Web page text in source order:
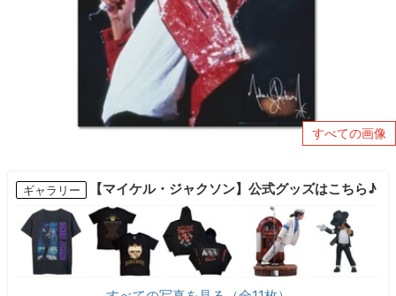
すべての画像
ギャラリー 【マイケル・ジャクソン】公式グッズはこちら♪